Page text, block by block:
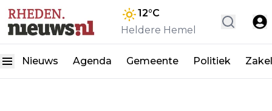
12°C
Heldere Hemel
Nieuws Agenda Gemeente Politiek